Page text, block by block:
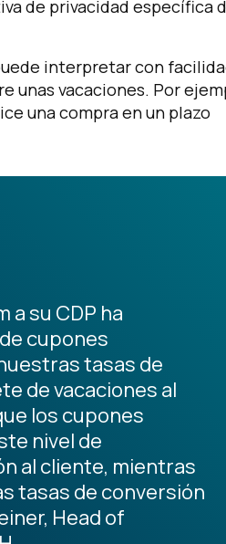
de privacidad específica
interpretar con
unas vacaciones. Por
una compra en un plazo
su CDP ha
cupones
tasas de
de vacaciones al
los cupones
nivel de
al cliente, mientras
tasas de conversión
Head of